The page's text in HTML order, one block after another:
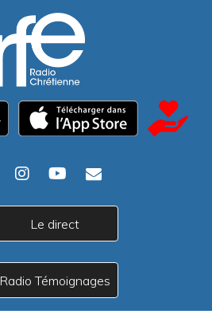
Le direct
Radio Témoignages